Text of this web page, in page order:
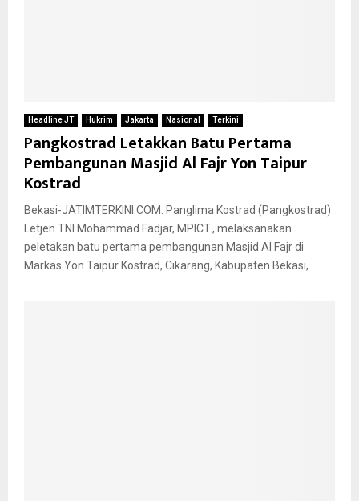
Headline JT Hukrim Jakarta Nasional Terkini
Pangkostrad Letakkan Batu Pertama
Pembangunan Masjid Al Fajr Yon Taipur
Kostrad
Bekasi-JATIMTERKINI.COM: Panglima Kostrad (Pangkostrad)
Letjen TNI Mohammad Fadjar, MPICT., melaksanakan
peletakan batu pertama pembangunan Masjid Al Fajr di
Markas Yon Taipur Kostrad, Cikarang, Kabupaten Bekasi,...